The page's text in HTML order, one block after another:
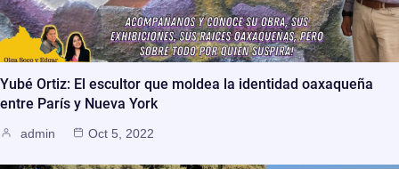
Yubé Ortiz: El escultor que moldea la identidad oaxaqueña
entre París y Nueva York
admin Oct 5, 2022